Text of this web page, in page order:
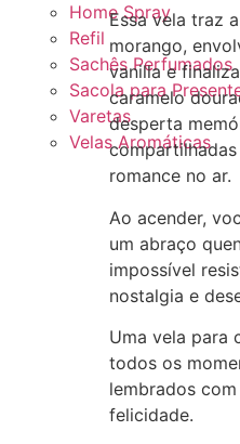
Home Spray
Refil
Sachês Perfumados
Sacola para
Varetas
Velas Aromáticas
Essa vela traz
morango,
vanilla e
caramelo
desperta
romance no ar.
Ao acender,
um abraço
impossível
nostalgia e
Uma vela para
todos os
lembrados
felicidade.